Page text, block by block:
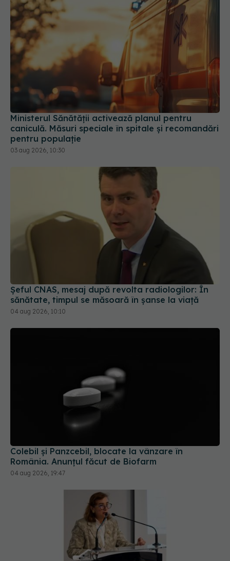
Ministerul Sănătății activează planul pentru
caniculă. Măsuri speciale în spitale și recomandări
pentru populație
03 aug 2026, 10:30
Șeful CNAS, mesaj după revolta radiologilor: În
sănătate, timpul se măsoară în șanse la viață
04 aug 2026, 10:10
Colebil și Panzcebil, blocate la vânzare în
România. Anunțul făcut de Biofarm
04 aug 2026, 19:47